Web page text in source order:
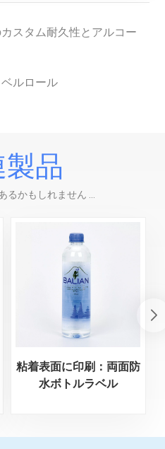
スタム耐久性とアルコー
ルロール
製品
るかもしれません ...
粘着表面に印刷：両面防
水ボトルラベル